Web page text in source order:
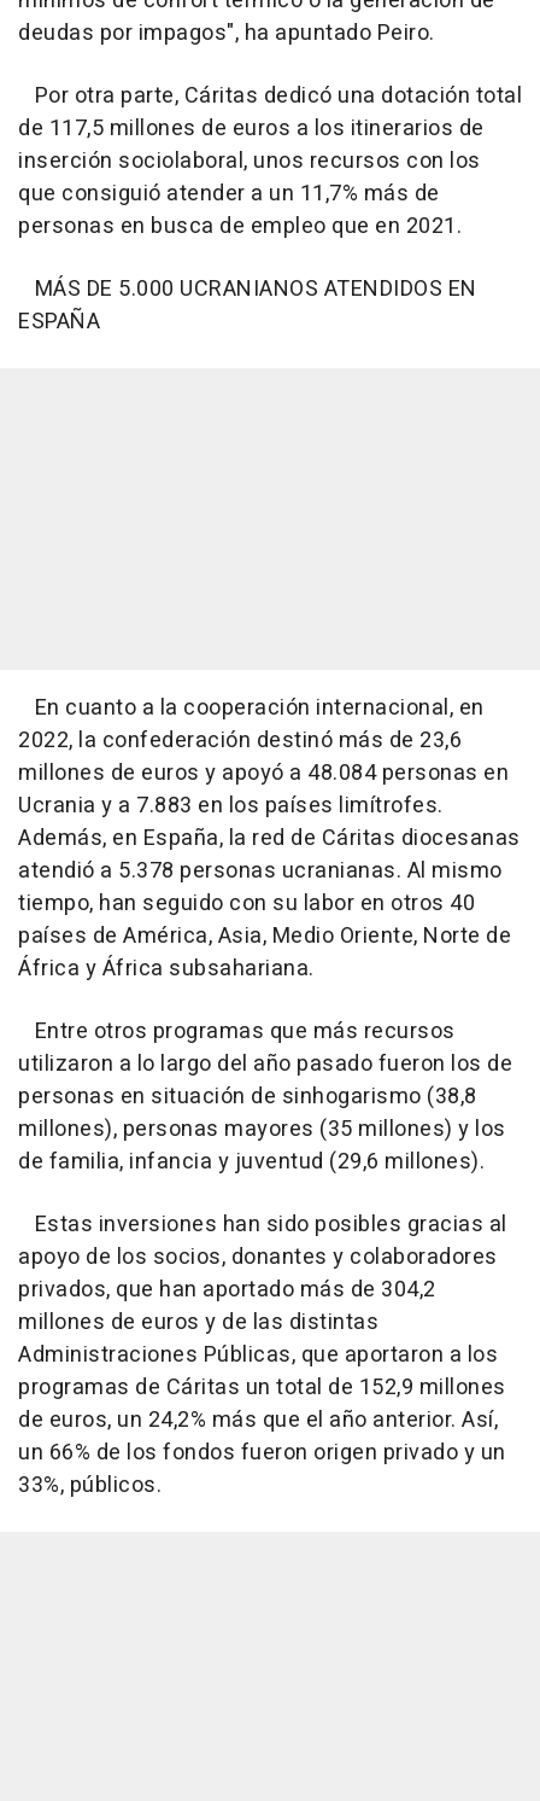
deudas por impagos", ha apuntado Peiro.
Por otra parte, Cáritas dedicó una dotación total
de 117,5 millones de euros a los itinerarios de
inserción sociolaboral, unos recursos con los
que consiguió atender a un 11,7% más de
personas en busca de empleo que en 2021.
MÁS DE 5.000 UCRANIANOS ATENDIDOS EN
ESPAÑA
En cuanto a la cooperación internacional, en
2022, la confederación destinó más de 23,6
millones de euros y apoyó a 48.084 personas en
Ucrania y a 7.883 en los países limítrofes.
Además, en España, la red de Cáritas diocesanas
atendió a 5.378 personas ucranianas. Al mismo
tiempo, han seguido con su labor en otros 40
países de América, Asia, Medio Oriente, Norte de
África y África subsahariana.
Entre otros programas que más recursos
utilizaron a lo largo del año pasado fueron los de
personas en situación de sinhogarismo (38,8
millones), personas mayores (35 millones) y los
de familia, infancia y juventud (29,6 millones).
Estas inversiones han sido posibles gracias al
apoyo de los socios, donantes y colaboradores
privados, que han aportado más de 304,2
millones de euros y de las distintas
Administraciones Públicas, que aportaron a los
programas de Cáritas un total de 152,9 millones
de euros, un 24,2% más que el año anterior. Así,
un 66% de los fondos fueron origen privado y un
33%, públicos.